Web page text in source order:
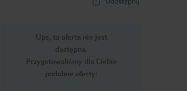
Ups, ta oferta nie jest
dostępna.
Przygotowaliśmy dla Ciebie
podobne oferty: